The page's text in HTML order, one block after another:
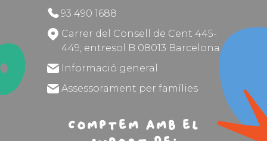
93 490 1688
Carrer del Consell de Cent 445-
449, entresol B 08013 Barcelona
Informació general
Assessorament per famílies
Comptem amb el